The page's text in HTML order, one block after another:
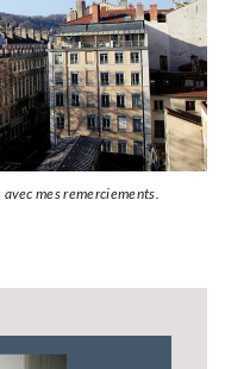
avec mes remerciements.